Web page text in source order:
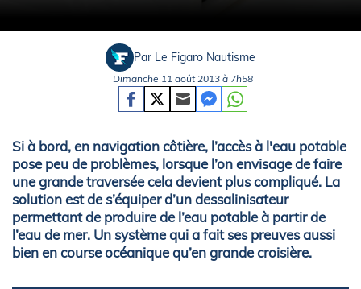
Par Le Figaro Nautisme
Dimanche 11 août 2013 à 7h58
Si à bord, en navigation côtière, l’accès à l'eau potable
pose peu de problèmes, lorsque l’on envisage de faire
une grande traversée cela devient plus compliqué. La
solution est de s’équiper d’un dessalinisateur
permettant de produire de l’eau potable à partir de
l’eau de mer. Un système qui a fait ses preuves aussi
bien en course océanique qu’en grande croisière.